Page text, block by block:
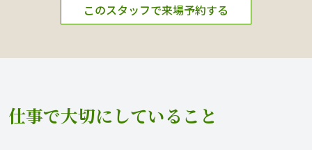
このスタッフで来場予約する
仕事で大切にしていること